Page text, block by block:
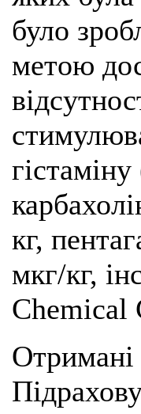
було
метою
кг,
мкг/кг,
Chemical
Отримані